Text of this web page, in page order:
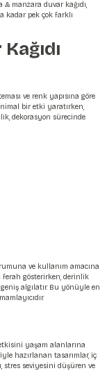
manzara duvar kağıdı,
kadar pek çok farklı
ve renk yapısına göre
bir etki yaratırken,
dekorasyon sürecinde
ve kullanım amacına
ferah gösterirken, derinlik
algılatır. Bu yönüyle en
yaşam alanlarına
hazırlanan tasarımlar, iç
stres seviyesini düşüren ve